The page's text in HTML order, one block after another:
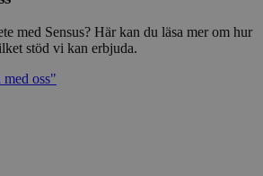
med Sensus? Här kan du läsa mer om hur
stöd vi kan erbjuda.
med oss"